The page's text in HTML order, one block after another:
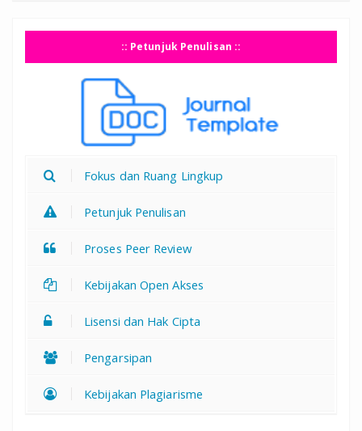
:: Petunjuk Penulisan ::
Fokus dan Ruang Lingkup
Petunjuk Penulisan
Proses Peer Review
Kebijakan Open Akses
Lisensi dan Hak Cipta
Pengarsipan
Kebijakan Plagiarisme